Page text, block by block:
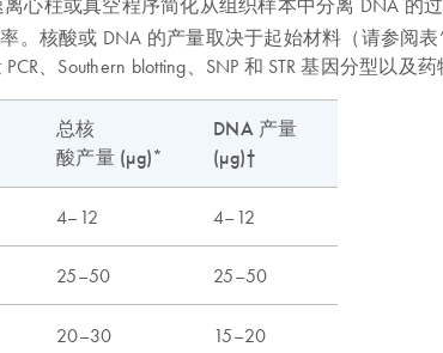
离心柱或真空程序简化从组织样本中分离 DNA 的
。核酸或 DNA 的产量取决于起始材料（请参阅
、Southern blotting、SNP 和 STR 基因分型以及
总核
酸产量 (µg)*
DNA 产量
(µg)†
4–12 4–12
25–50 25–50
20–30 15–20